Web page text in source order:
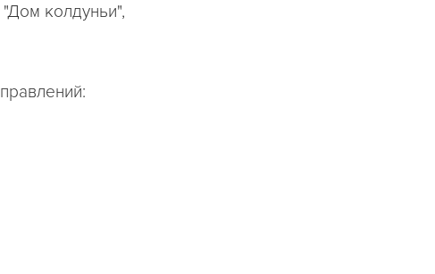
колдуньи",